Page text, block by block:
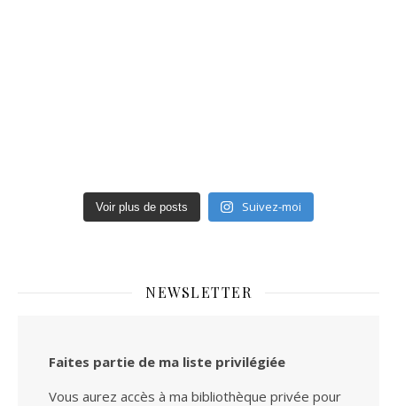
Voir plus de posts Suivez-moi
NEWSLETTER
Faites partie de ma liste privilégiée
Vous aurez accès à ma bibliothèque privée pour